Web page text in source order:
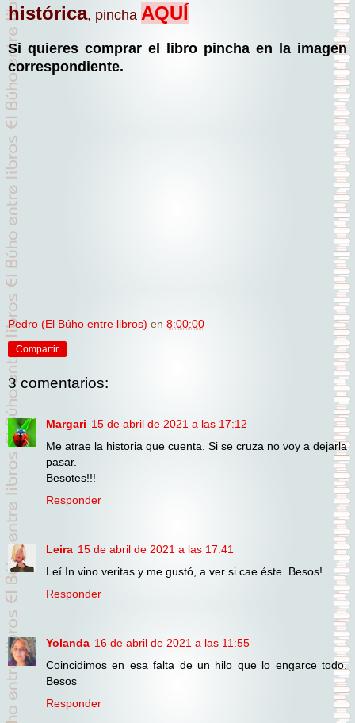
histórica, pincha AQUÍ
Si quieres comprar el libro pincha en la imagen
correspondiente.
Pedro (El Búho entre libros) en 8:00:00
Compartir
3 comentarios:
Margari 15 de abril de 2021 a las 17:12
Me atrae la historia que cuenta. Si se cruza no voy a dejarla
pasar.
Besotes!!!
Responder
Leira 15 de abril de 2021 a las 17:41
Leí In vino veritas y me gustó, a ver si cae éste. Besos!
Responder
Yolanda 16 de abril de 2021 a las 11:55
Coincidimos en esa falta de un hilo que lo engarce todo.
Besos
Responder